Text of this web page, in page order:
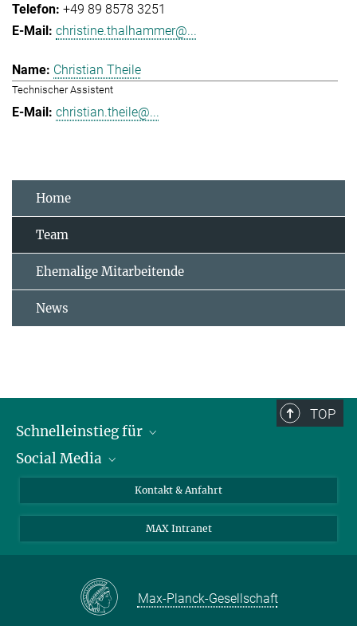
+49 89 8578 3251
christine.thalhammer@...
Christian Theile
Technischer Assistent
christian.theile@...
Home
Team
Ehemalige Mitarbeitende
News
TOP
Schnelleinstieg für
Journalist*innen
Bewerbende
Schüler*innen und Lehrkräfte
Social Media
Instagram
LinkedIn
Facebook
Kontakt & Anfahrt
MAX Intranet
Max-Planck-Gesellschaft